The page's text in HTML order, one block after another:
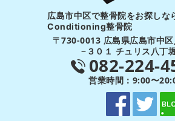
広島市中区で整骨院をお探しな
Conditioning整骨院
〒730-0013 広島県広島市中区
−３０１ チュリス八丁
082-224-
営業時間：9:00〜